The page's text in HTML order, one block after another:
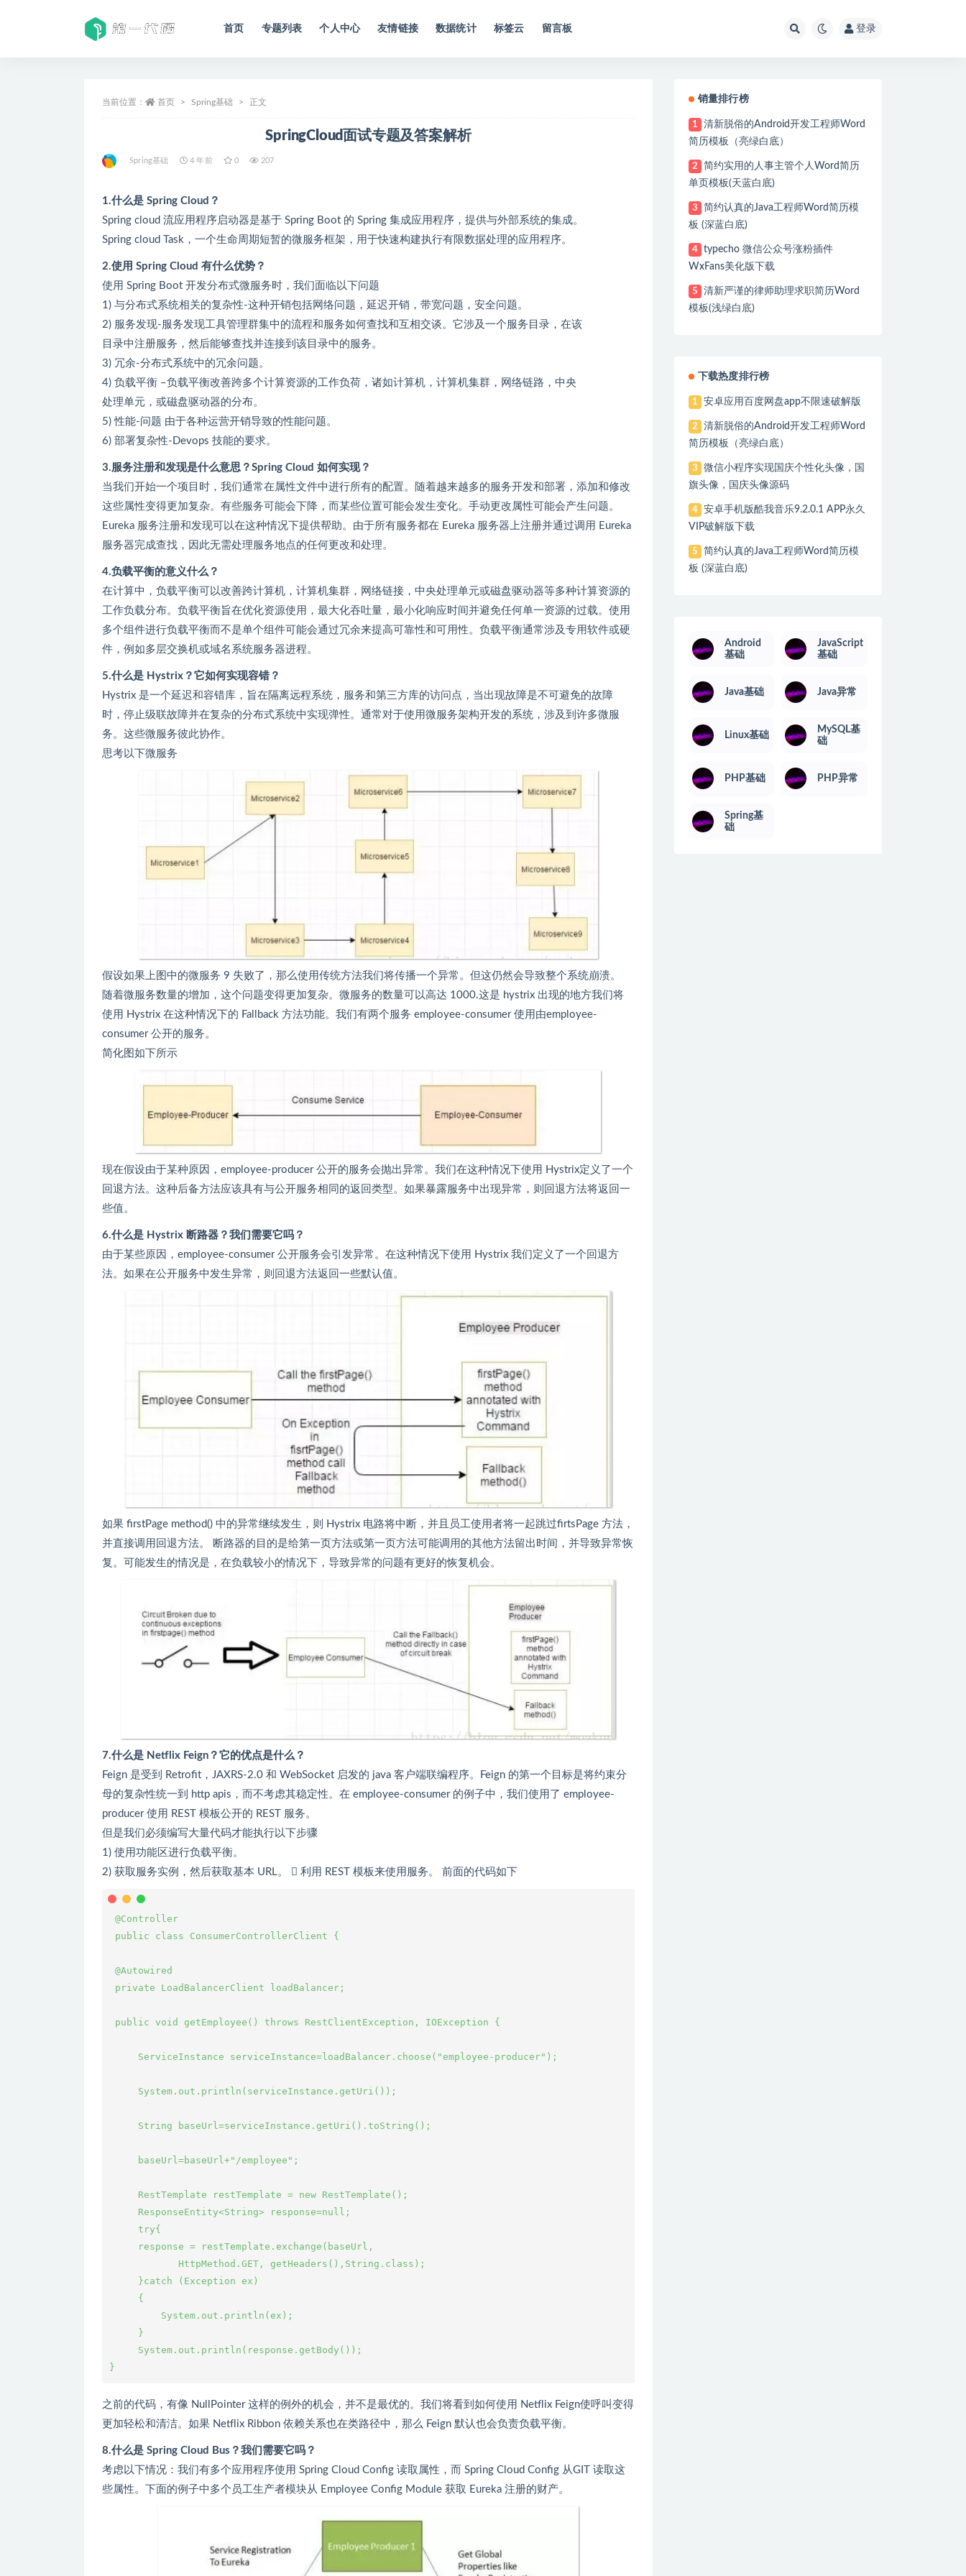
首页 专题列表 个人中心 友情链接 数据统计 标签云 留言板 登录
当前位置： 首页 Spring基础 正文
SpringCloud面试专题及答案解析
Spring基础 4 年前 0 207
1.什么是 Spring Cloud？
Spring cloud 流应用程序启动器是基于 Spring Boot 的 Spring 集成应用程序，提供与外部系统的集成。
Spring cloud Task，一个生命周期短暂的微服务框架，用于快速构建执行有限数据处理的应用程序。
2.使用 Spring Cloud 有什么优势？
使用 Spring Boot 开发分布式微服务时，我们面临以下问题
1) 与分布式系统相关的复杂性-这种开销包括网络问题，延迟开销，带宽问题，安全问题。
2) 服务发现-服务发现工具管理群集中的流程和服务如何查找和互相交谈。它涉及一个服务目录，在该
目录中注册服务，然后能够查找并连接到该目录中的服务。
3) 冗余-分布式系统中的冗余问题。
4) 负载平衡 –负载平衡改善跨多个计算资源的工作负荷，诸如计算机，计算机集群，网络链路，中央
处理单元，或磁盘驱动器的分布。
5) 性能-问题 由于各种运营开销导致的性能问题。
6) 部署复杂性-Devops 技能的要求。
3.服务注册和发现是什么意思？Spring Cloud 如何实现？
当我们开始一个项目时，我们通常在属性文件中进行所有的配置。随着越来越多的服务开发和部署，添加和修改
这些属性变得更加复杂。有些服务可能会下降，而某些位置可能会发生变化。手动更改属性可能会产生问题。
Eureka 服务注册和发现可以在这种情况下提供帮助。由于所有服务都在 Eureka 服务器上注册并通过调用 Eureka
服务器完成查找，因此无需处理服务地点的任何更改和处理。
4.负载平衡的意义什么？
在计算中，负载平衡可以改善跨计算机，计算机集群，网络链接，中央处理单元或磁盘驱动器等多种计算资源的
工作负载分布。负载平衡旨在优化资源使用，最大化吞吐量，最小化响应时间并避免任何单一资源的过载。使用
多个组件进行负载平衡而不是单个组件可能会通过冗余来提高可靠性和可用性。负载平衡通常涉及专用软件或硬
件，例如多层交换机或域名系统服务器进程。
5.什么是 Hystrix？它如何实现容错？
Hystrix 是一个延迟和容错库，旨在隔离远程系统，服务和第三方库的访问点，当出现故障是不可避免的故障
时，停止级联故障并在复杂的分布式系统中实现弹性。通常对于使用微服务架构开发的系统，涉及到许多微服
务。这些微服务彼此协作。
思考以下微服务
假设如果上图中的微服务 9 失败了，那么使用传统方法我们将传播一个异常。但这仍然会导致整个系统崩溃。
随着微服务数量的增加，这个问题变得更加复杂。微服务的数量可以高达 1000.这是 hystrix 出现的地方我们将
使用 Hystrix 在这种情况下的 Fallback 方法功能。我们有两个服务 employee-consumer 使用由employee-
consumer 公开的服务。
简化图如下所示
现在假设由于某种原因，employee-producer 公开的服务会抛出异常。我们在这种情况下使用 Hystrix定义了一个
回退方法。这种后备方法应该具有与公开服务相同的返回类型。如果暴露服务中出现异常，则回退方法将返回一
些值。
6.什么是 Hystrix 断路器？我们需要它吗？
由于某些原因，employee-consumer 公开服务会引发异常。在这种情况下使用 Hystrix 我们定义了一个回退方
法。如果在公开服务中发生异常，则回退方法返回一些默认值。
如果 firstPage method() 中的异常继续发生，则 Hystrix 电路将中断，并且员工使用者将一起跳过firtsPage 方法，
并直接调用回退方法。 断路器的目的是给第一页方法或第一页方法可能调用的其他方法留出时间，并导致异常恢
复。可能发生的情况是，在负载较小的情况下，导致异常的问题有更好的恢复机会。
7.什么是 Netflix Feign？它的优点是什么？
Feign 是受到 Retrofit，JAXRS-2.0 和 WebSocket 启发的 java 客户端联编程序。Feign 的第一个目标是将约束分
母的复杂性统一到 http apis，而不考虑其稳定性。在 employee-consumer 的例子中，我们使用了 employee-
producer 使用 REST 模板公开的 REST 服务。
但是我们必须编写大量代码才能执行以下步骤
1) 使用功能区进行负载平衡。
2) 获取服务实例，然后获取基本 URL。  利用 REST 模板来使用服务。 前面的代码如下
@Controller
public class ConsumerControllerClient {
@Autowired
private LoadBalancerClient loadBalancer;
public void getEmployee() throws RestClientException, IOException {
     ServiceInstance serviceInstance=loadBalancer.choose("employee-producer");
     System.out.println(serviceInstance.getUri());
     String baseUrl=serviceInstance.getUri().toString();
     baseUrl=baseUrl+"/employee";
     RestTemplate restTemplate = new RestTemplate();
     ResponseEntity<String> response=null;
     try{
     response = restTemplate.exchange(baseUrl,
            HttpMethod.GET, getHeaders(),String.class);
     }catch (Exception ex)
     {
         System.out.println(ex);
     }
     System.out.println(response.getBody());
之前的代码，有像 NullPointer 这样的例外的机会，并不是最优的。我们将看到如何使用 Netflix Feign使呼叫变得
更加轻松和清洁。如果 Netflix Ribbon 依赖关系也在类路径中，那么 Feign 默认也会负责负载平衡。
8.什么是 Spring Cloud Bus？我们需要它吗？
考虑以下情况：我们有多个应用程序使用 Spring Cloud Config 读取属性，而 Spring Cloud Config 从GIT 读取这
些属性。下面的例子中多个员工生产者模块从 Employee Config Module 获取 Eureka 注册的财产。
销量排行榜
1
清新脱俗的Android开发工程师Word
简历模板（亮绿白底）
2
简约实用的人事主管个人Word简历
单页模板(天蓝白底)
3
简约认真的Java工程师Word简历模
板 (深蓝白底)
4
typecho 微信公众号涨粉插件
WxFans美化版下载
5
清新严谨的律师助理求职简历Word
模板(浅绿白底)
下载热度排行榜
1 安卓应用百度网盘app不限速破解版
2
清新脱俗的Android开发工程师Word
简历模板（亮绿白底）
3
微信小程序实现国庆个性化头像，国
旗头像，国庆头像源码
4
安卓手机版酷我音乐9.2.0.1 APP永久
VIP破解版下载
5
简约认真的Java工程师Word简历模
板 (深蓝白底)
Android
基础
JavaScript
基础
Java基础 Java异常
Linux基础
MySQL基
础
PHP基础 PHP异常
Spring基
础